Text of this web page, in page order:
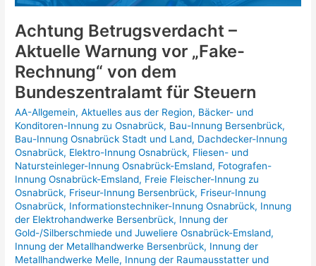
Achtung Betrugsverdacht –
Aktuelle Warnung vor „Fake-
Rechnung“ von dem
Bundeszentralamt für Steuern
AA-Allgemein,Aktuelles aus der Region, Bäcker- und
Konditoren-Innung zu Osnabrück, Bau-Innung Bersenbrück,
Bau-Innung Osnabrück Stadt und Land, Dachdecker-Innung
Osnabrück, Elektro-Innung Osnabrück, Fliesen- und
Natursteinleger-Innung Osnabrück-Emsland, Fotografen-
Innung Osnabrück-Emsland, Freie Fleischer-Innung zu
Osnabrück, Friseur-Innung Bersenbrück, Friseur-Innung
Osnabrück, Informationstechniker-Innung Osnabrück, Innung
der Elektrohandwerke Bersenbrück, Innung der
Gold-/Silberschmiede und Juweliere Osnabrück-Emsland,
Innung der Metallhandwerke Bersenbrück, Innung der
Metallhandwerke Melle, Innung der Raumausstatter und
für
Steuern